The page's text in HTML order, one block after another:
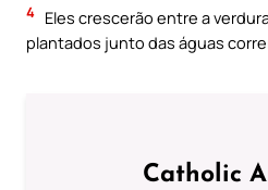
4 Eles crescerão entre a
plantados junto das águas
Catholic